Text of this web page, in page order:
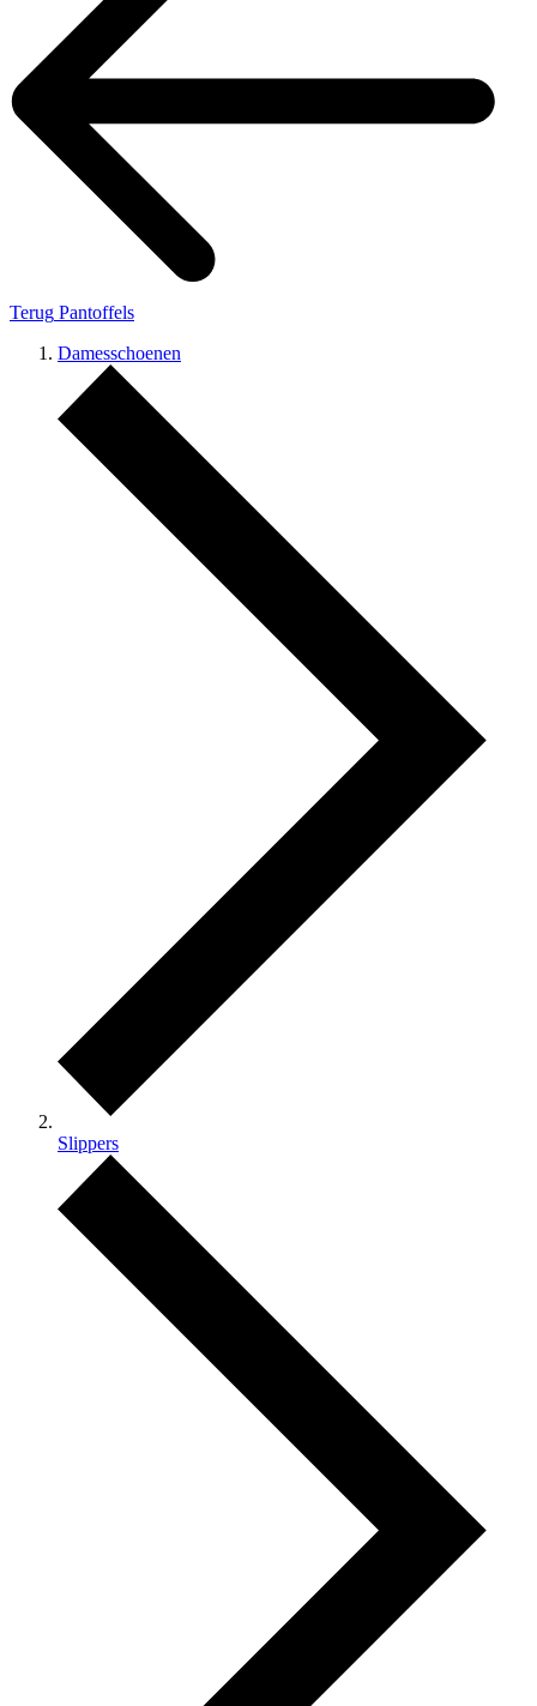
Terug Pantoffels
Damesschoenen
Slippers